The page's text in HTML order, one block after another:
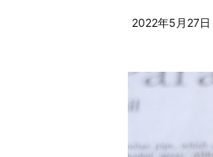
2022年5月27日